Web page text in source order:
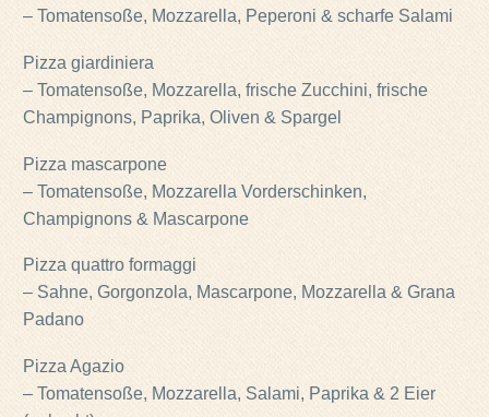
– Tomatensoße, Mozzarella, Peperoni & scharfe Salami
Pizza giardiniera
– Tomatensoße, Mozzarella, frische Zucchini, frische
Champignons, Paprika, Oliven & Spargel
Pizza mascarpone
– Tomatensoße, Mozzarella Vorderschinken,
Champignons & Mascarpone
Pizza quattro formaggi
– Sahne, Gorgonzola, Mascarpone, Mozzarella & Grana
Padano
Pizza Agazio
– Tomatensoße, Mozzarella, Salami, Paprika & 2 Eier